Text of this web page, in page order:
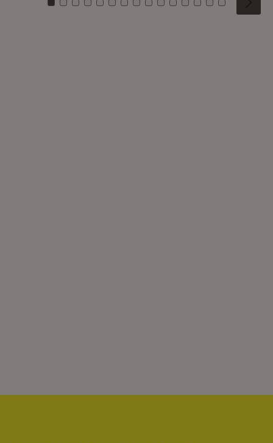
Zu Kachel: 0
Zu Kachel: 1
Zu Kachel: 2
Zu Kachel: 3
Zu Kachel: 4
Zu Kachel: 5
Zu Kachel: 6
Zu Kachel: 7
Zu Kachel: 8
Zu Kachel: 9
Zu Kachel: 10
Zu Kachel: 11
Zu Kachel: 12
Zu Kachel:
Zu